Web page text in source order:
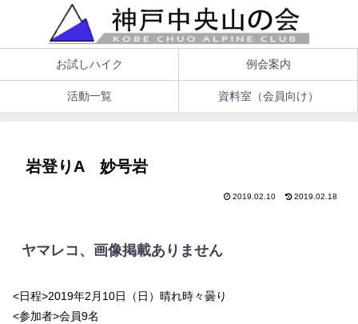
お試しハイク 例会案内
活動一覧 資料室（会員向け）
岩登りA 妙号岩
2019.02.10 2019.02.18
ヤマレコ、画像掲載ありません
<日程>2019年2月10日（日）晴れ時々曇り
<参加者>会員9名